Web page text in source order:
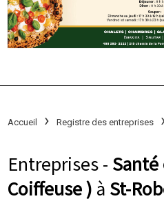
Accueil Registre des entreprises
Entreprises -
Coiffeuse ) à St-